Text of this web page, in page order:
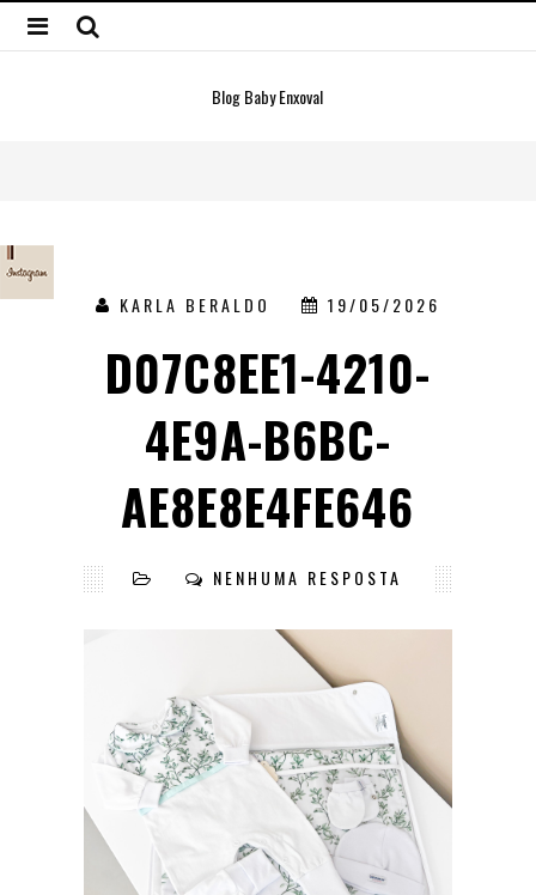
Blog Baby Enxoval
KARLA BERALDO 19/05/2026
D07C8EE1-4210-
4E9A-B6BC-
AE8E8E4FE646
NENHUMA RESPOSTA